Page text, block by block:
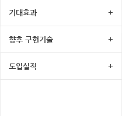
기대효과 +
향후 구현기술 +
도입실적 +